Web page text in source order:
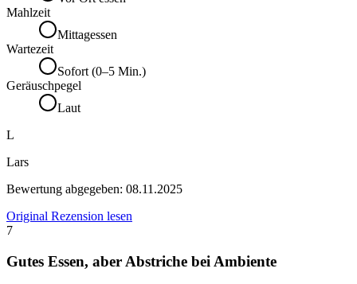
Mahlzeit
Mittagessen
Wartezeit
Sofort (0–5 Min.)
Geräuschpegel
Laut
L
Lars
Bewertung abgegeben: 08.11.2025
Original Rezension lesen
7
Gutes Essen, aber Abstriche bei Ambiente